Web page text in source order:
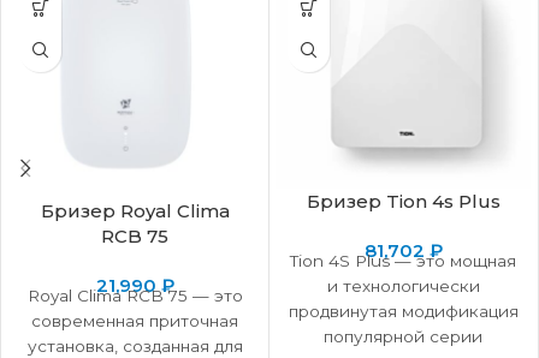
Бризер Royal Clima
RCB 75
21,990₽
Royal Clima RCB 75 — это
современная приточная
установка, созданная для
Бризер Tion 4s Plus
81,702 ₽
Tion 4S Plus — это мощная
и технологически
продвинутая модификация
популярной серии